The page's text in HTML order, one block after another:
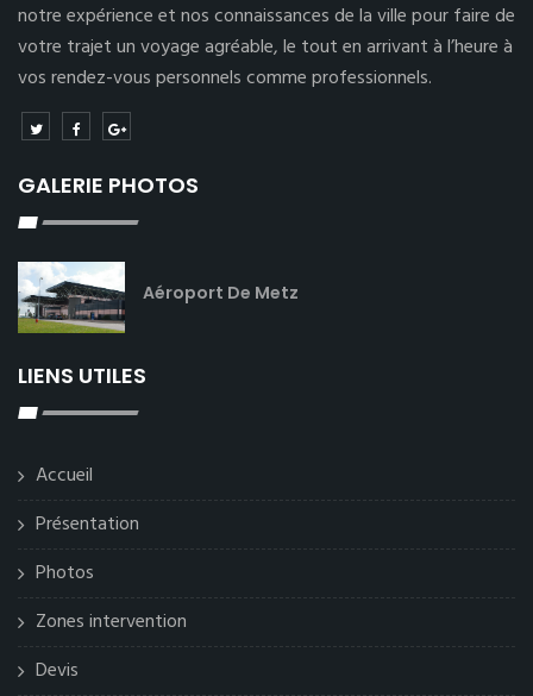
notre expérience et nos connaissances de la ville pour faire de
votre trajet un voyage agréable, le tout en arrivant à l’heure à
vos rendez-vous personnels comme professionnels.
GALERIE PHOTOS
Aéroport De Metz
LIENS UTILES
Accueil
Présentation
Photos
Zones intervention
Devis